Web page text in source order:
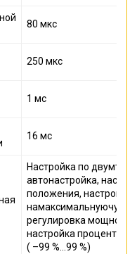
80 мкс
250 мкс
1 мс
16 мс
Настройка по
автонастройка,
положения, настройка
регулировка
настройка
( –99 %…99 %)